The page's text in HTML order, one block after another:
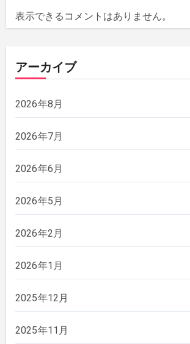
表示できるコメントはありません。
アーカイブ
2026年8月
2026年7月
2026年6月
2026年5月
2026年2月
2026年1月
2025年12月
2025年11月